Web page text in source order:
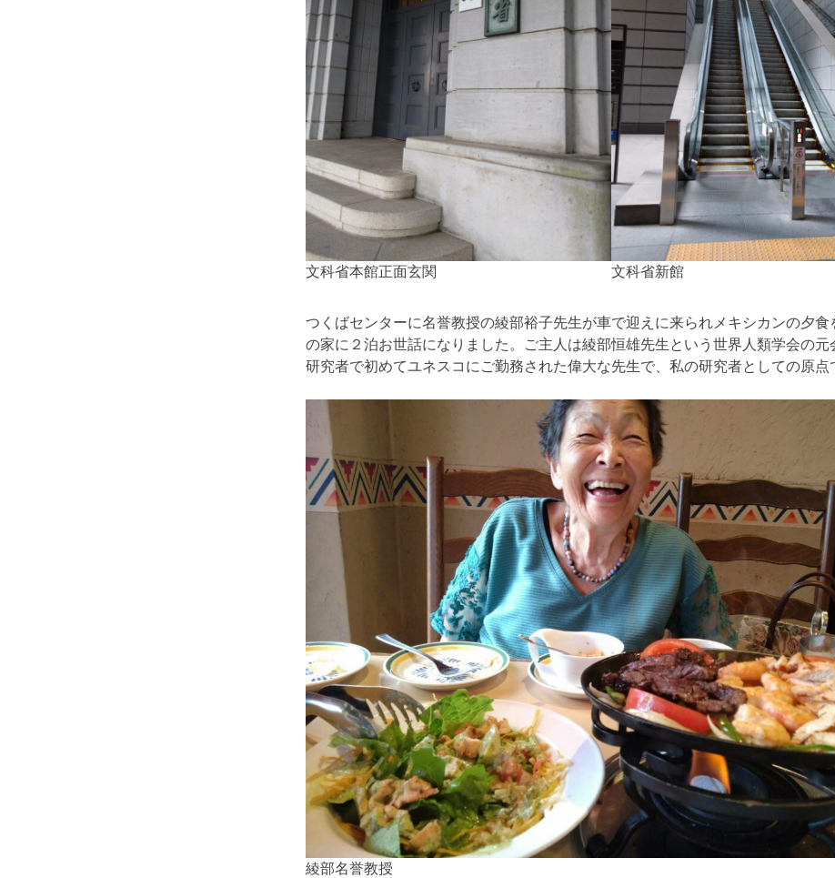
文科省本館正面玄関 文科省新館
つくばセンターに名誉教授の綾部裕子先生が車で迎えに来られメキシカンの夕食
の家に２泊お世話になりました。ご主人は綾部恒雄先生という世界人類学会の元
研究者で初めてユネスコにご勤務された偉大な先生で、私の研究者としての原点
綾部名誉教授